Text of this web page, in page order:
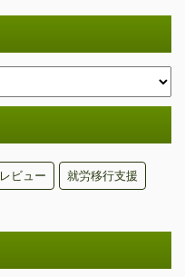
レビュー 就労移行支援